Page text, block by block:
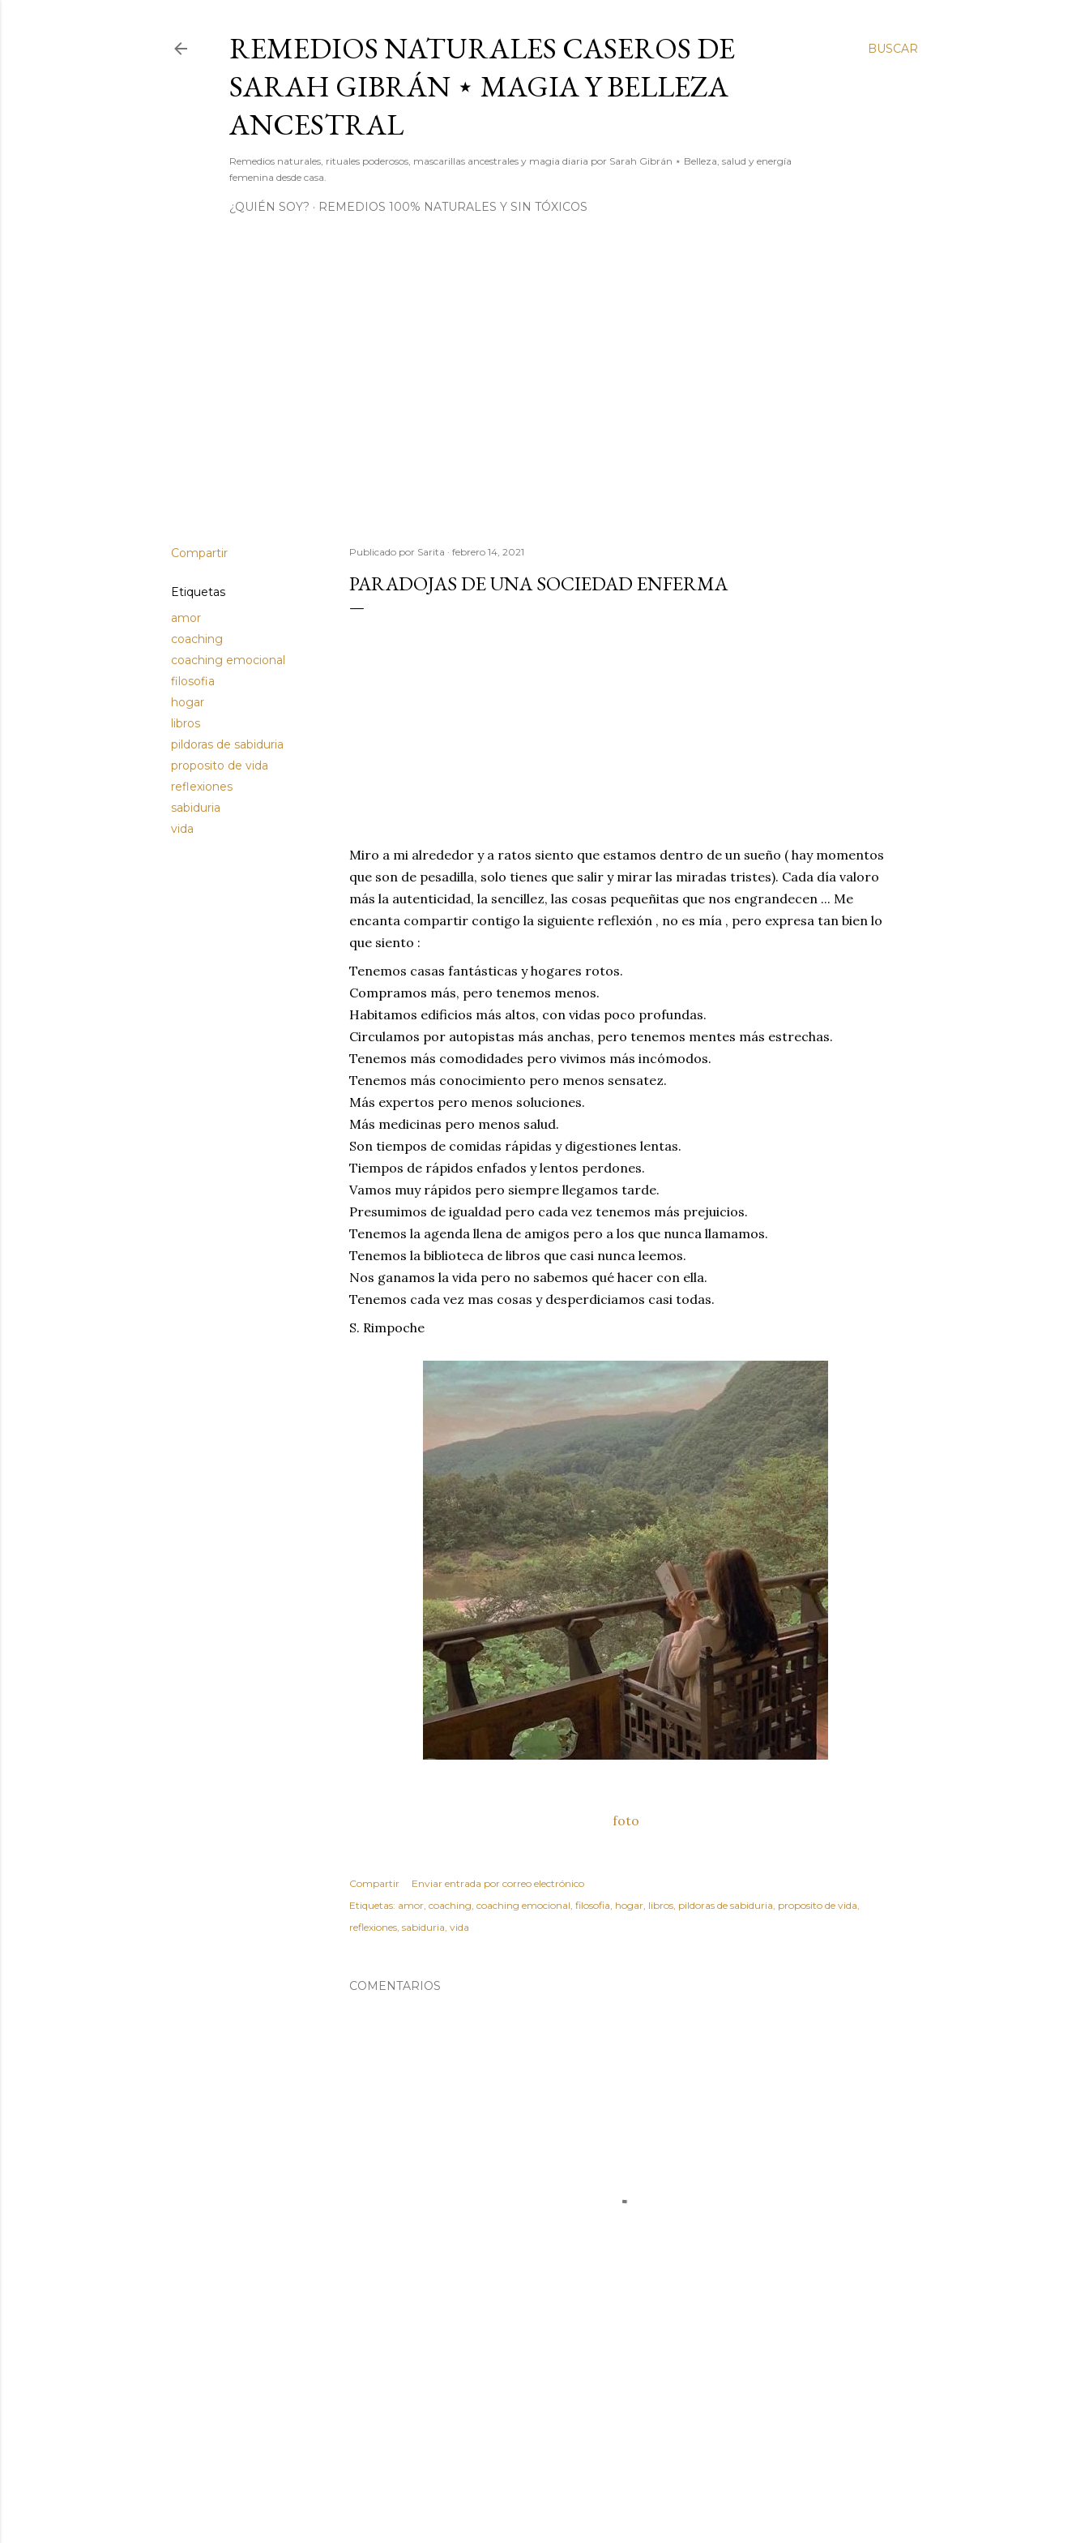
BUSCAR
REMEDIOS NATURALES CASEROS DE
SARAH GIBRÁN ⋆ MAGIA Y BELLEZA
ANCESTRAL
Remedios naturales, rituales poderosos, mascarillas ancestrales y magia diaria por Sarah Gibrán ⋆ Belleza, salud y energía
femenina desde casa.
¿QUIÉN SOY? REMEDIOS 100% NATURALES Y SIN TÓXICOS
Compartir
Etiquetas
amor
coaching
coaching emocional
filosofia
hogar
libros
pildoras de sabiduria
proposito de vida
reflexiones
sabiduria
vida
Publicado por Sarita febrero 14, 2021
PARADOJAS DE UNA SOCIEDAD ENFERMA
Miro a mi alrededor y a ratos siento que estamos dentro de un sueño ( hay momentos
que son de pesadilla, solo tienes que salir y mirar las miradas tristes). Cada día valoro
más la autenticidad, la sencillez, las cosas pequeñitas que nos engrandecen ... Me
encanta compartir contigo la siguiente reflexión , no es mía , pero expresa tan bien lo
que siento :
Tenemos casas fantásticas y hogares rotos.
Compramos más, pero tenemos menos.
Habitamos edificios más altos, con vidas poco profundas.
Circulamos por autopistas más anchas, pero tenemos mentes más estrechas.
Tenemos más comodidades pero vivimos más incómodos.
Tenemos más conocimiento pero menos sensatez.
Más expertos pero menos soluciones.
Más medicinas pero menos salud.
Son tiempos de comidas rápidas y digestiones lentas.
Tiempos de rápidos enfados y lentos perdones.
Vamos muy rápidos pero siempre llegamos tarde.
Presumimos de igualdad pero cada vez tenemos más prejuicios.
Tenemos la agenda llena de amigos pero a los que nunca llamamos.
Tenemos la biblioteca de libros que casi nunca leemos.
Nos ganamos la vida pero no sabemos qué hacer con ella.
Tenemos cada vez mas cosas y desperdiciamos casi todas.
S. Rimpoche
foto
Compartir
Enviar entrada por correo electrónico
Etiquetas: amor coaching coaching emocional filosofia hogar libros pildoras de sabiduria proposito de vida
reflexiones sabiduria vida
COMENTARIOS